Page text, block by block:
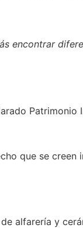
encontrar
Patrimonio
que se
alfarería y